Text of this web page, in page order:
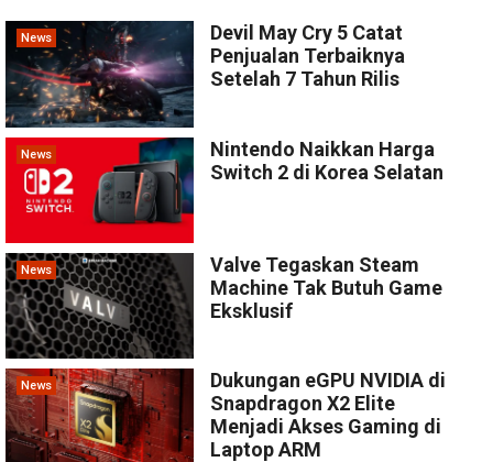
News
Devil May Cry 5 Catat
Penjualan Terbaiknya
Setelah 7 Tahun Rilis
News
Nintendo Naikkan Harga
Switch 2 di Korea Selatan
News
Valve Tegaskan Steam
Machine Tak Butuh Game
Eksklusif
News
Dukungan eGPU NVIDIA di
Snapdragon X2 Elite
Menjadi Akses Gaming di
Laptop ARM